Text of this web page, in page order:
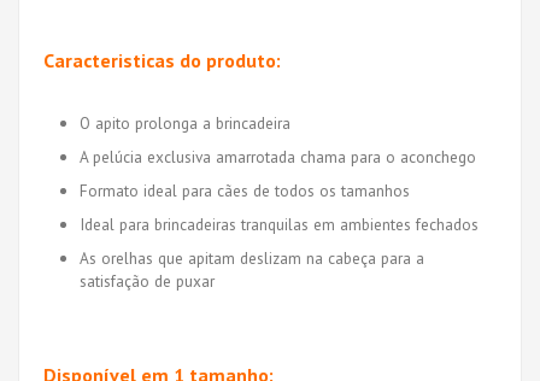
Caracteristicas do produto:
O apito prolonga a brincadeira
A pelúcia exclusiva amarrotada chama para o aconchego
Formato ideal para cães de todos os tamanhos
Ideal para brincadeiras tranquilas em ambientes fechados
As orelhas que apitam deslizam na cabeça para a
satisfação de puxar
Disponível em 1 tamanho: